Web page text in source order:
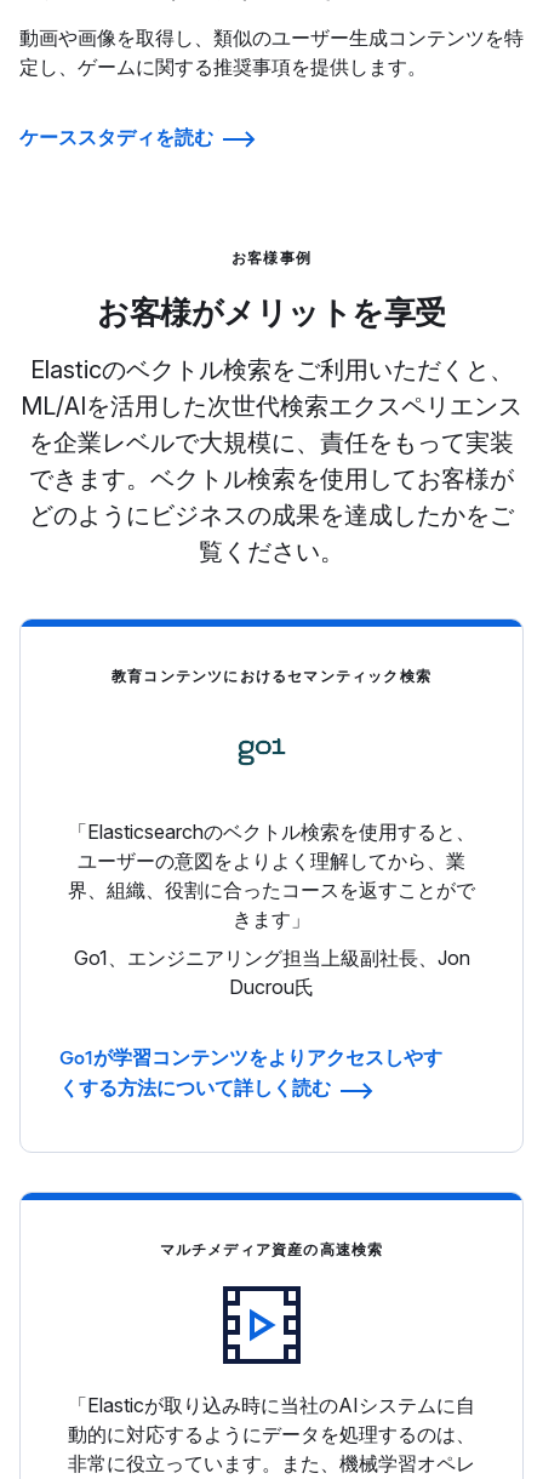
動画や画像を取得し、類似のユーザー生成コンテンツを特
定し、ゲームに関する推奨事項を提供します。
ケーススタディを読む
お客様事例
お客様がメリットを享受
Elasticのベクトル検索をご利用いただくと、
ML/AIを活用した次世代検索エクスペリエンス
を企業レベルで大規模に、責任をもって実装
できます。ベクトル検索を使用してお客様が
どのようにビジネスの成果を達成したかをご
覧ください。
教育コンテンツにおけるセマンティック検索
「Elasticsearchのベクトル検索を使用すると、
ユーザーの意図をよりよく理解してから、業
界、組織、役割に合ったコースを返すことがで
きます」
Go1、エンジニアリング担当上級副社長、Jon
Ducrou氏
Go1が学習コンテンツをよりアクセスしやす
くする方法について詳しく読む
マルチメディア資産の高速検索
「Elasticが取り込み時に当社のAIシステムに自
動的に対応するようにデータを処理するのは、
非常に役立っています。また、機械学習オペレ